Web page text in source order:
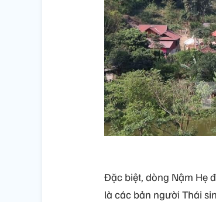
Đặc biệt, dòng Nậm Hẹ
là các bản người Thái